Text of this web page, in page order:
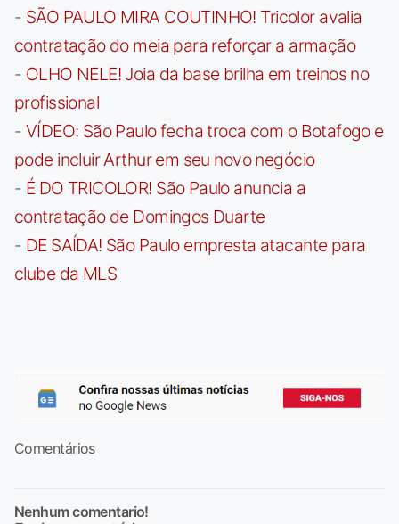
- SÃO PAULO MIRA COUTINHO! Tricolor avalia
contratação do meia para reforçar a armação
- OLHO NELE! Joia da base brilha em treinos no
profissional
- VÍDEO: São Paulo fecha troca com o Botafogo e
pode incluir Arthur em seu novo negócio
- É DO TRICOLOR! São Paulo anuncia a
contratação de Domingos Duarte
- DE SAÍDA! São Paulo empresta atacante para
clube da MLS
Comentários
Nenhum comentario!